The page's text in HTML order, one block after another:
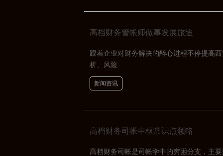
高档财务管帐师做事发展旅途
跟着企业对财务解决的醉心进程不停提高
析、风险
新闻资讯
高档财务司帐中枢常识点领略
高档财务司帐是司帐学中的穷困分支，主